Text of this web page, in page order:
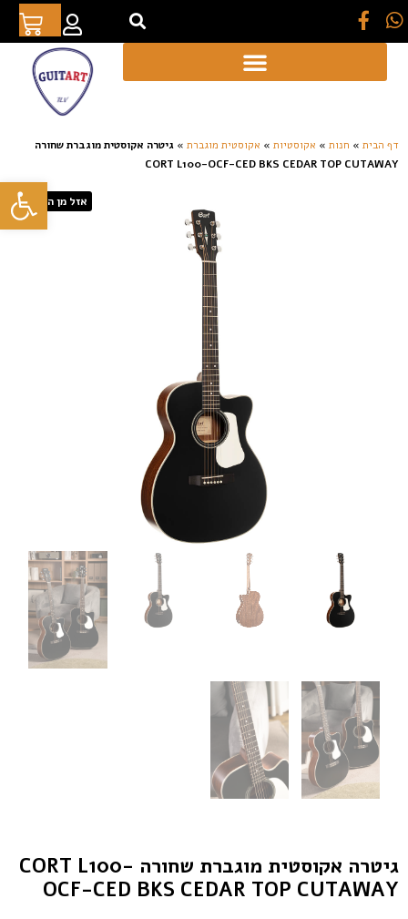
פתח
דף הבית » חנות » אקוסטיות » אקוסטית מוגברת » גיטרה אקוסטית מוגברת שחורה
CORT L100-OCF-CED BKS CEDAR TOP CUTAWAY
אזל מן המלאי
גיטרה אקוסטית מוגברת שחורה CORT L100-
OCF-CED BKS CEDAR TOP CUTAWAY